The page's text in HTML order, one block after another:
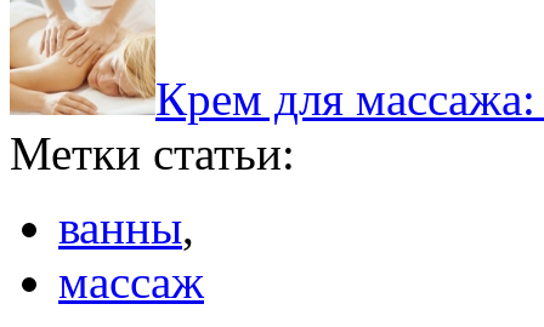
Крем для
Метки статьи:
ванны,
массаж